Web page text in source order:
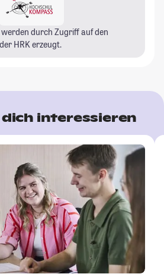
durch Zugriff auf den
der HRK erzeugt.
dich interessieren